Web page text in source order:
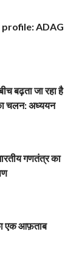
ADAG
बढ़ता जा रहा है
चलन: अध्ययन
गणतंत्र का
एक आफ़ताब